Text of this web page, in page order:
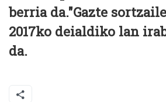
berria da."Gazte
2017ko deialdiko lan
da.